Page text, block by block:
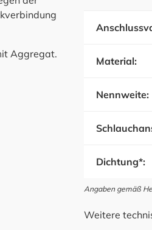
Aggregat.
Material:
Nennweite:
Dichtung*:
Angaben gemäß
Weitere